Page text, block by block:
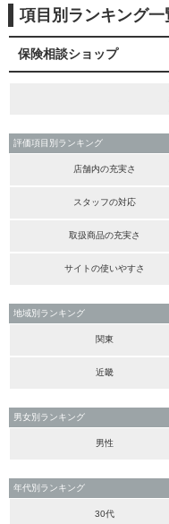
項目別ランキング一
保険相談ショップ
評価項目別ランキング
店舗内の充実さ
スタッフの対応
取扱商品の充実さ
サイトの使いやすさ
地域別ランキング
関東
近畿
男女別ランキング
男性
年代別ランキング
30代